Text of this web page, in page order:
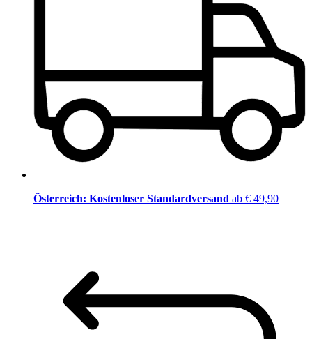
Österreich: Kostenloser Standardversand ab € 49,90